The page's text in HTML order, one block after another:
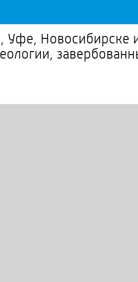
Уфе, Новосибирске